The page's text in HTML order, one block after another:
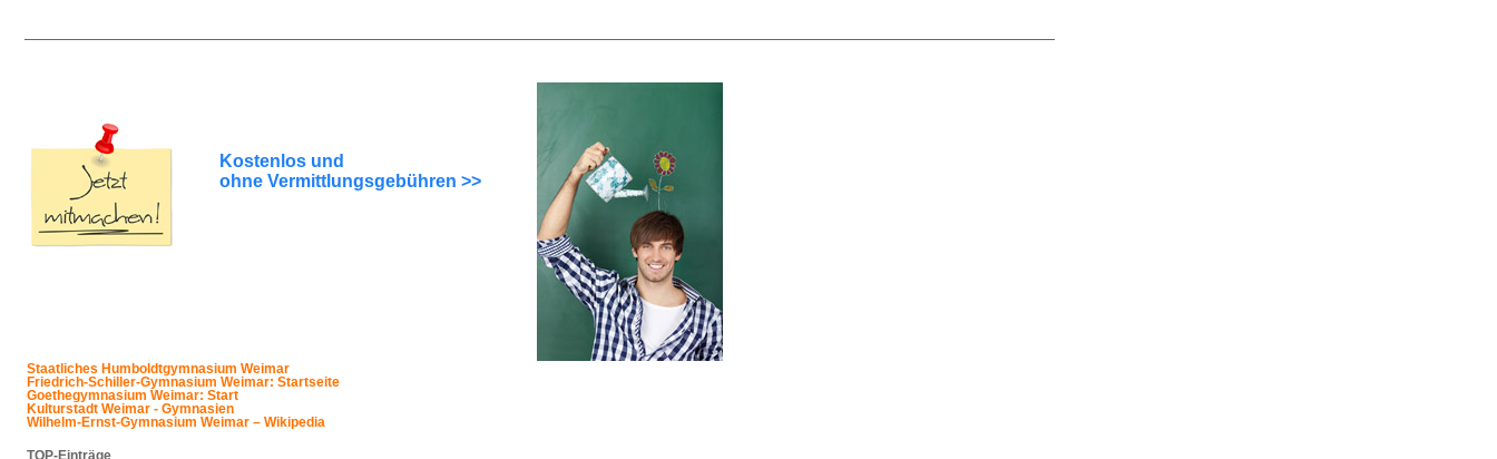
Kostenlos und
ohne Vermittlungsgebühren >>
Staatliches Humboldtgymnasium Weimar
Friedrich-Schiller-Gymnasium Weimar: Startseite
Goethegymnasium Weimar: Start
Kulturstadt Weimar - Gymnasien
Wilhelm-Ernst-Gymnasium Weimar – Wikipedia
TOP-Einträge